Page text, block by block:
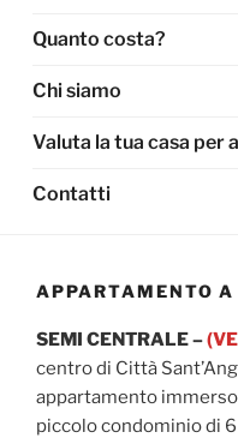
Quanto costa?
Chi siamo
Valuta la tua casa per
Contatti
APPARTAMENTO
SEMI CENTRALE –
centro di Città
appartamento
piccolo condominio di